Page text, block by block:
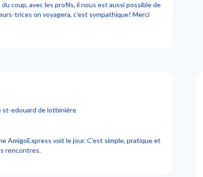
coup, avec les profils, il nous est aussi possible de
trices on voyagera, c'est sympathique! Merci
st-edouard de lotbinière
AmigoExpress voit le jour. C'est simple, pratique et
rencontres.